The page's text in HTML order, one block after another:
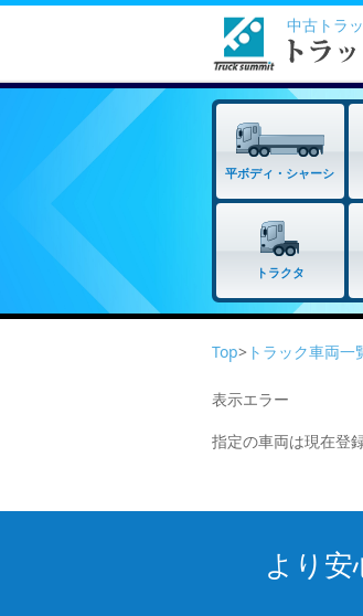
中古トラ
平ボディ・シャーシ
トラクタ
Top> トラック車両一
表示エラー
指定の車両は現在登
より安